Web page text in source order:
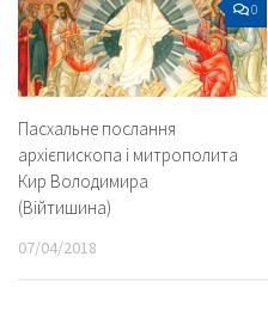
0
Пасхальне послання
архієпископа і митрополита
Кир Володимира
(Війтишина)
07/04/2018